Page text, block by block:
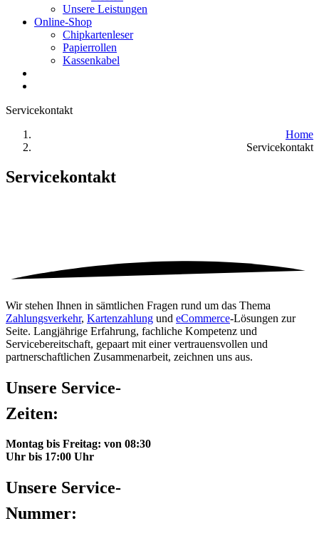
Unsere Leistungen
Online-Shop
Chipkartenleser
Papierrollen
Kassenkabel
Servicekontakt
Home
Servicekontakt
Servicekontakt
Wir stehen Ihnen in sämtlichen Fragen rund um das Thema
Zahlungsverkehr, Kartenzahlung und eCommerce-Lösungen zur
Seite. Langjährige Erfahrung, fachliche Kompetenz und
Servicebereitschaft, gepaart mit einer vertrauensvollen und
partnerschaftlichen Zusammenarbeit, zeichnen uns aus.
Unsere Service-
Zeiten:
Montag bis Freitag: von 08:30
Uhr bis 17:00 Uhr
Unsere Service-
Nummer: